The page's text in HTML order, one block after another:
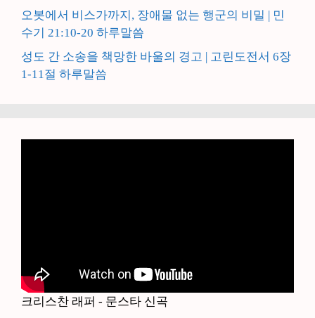
오봇에서 비스가까지, 장애물 없는 행군의 비밀 | 민
수기 21:10-20 하루말씀
성도 간 소송을 책망한 바울의 경고 | 고린도전서 6장
1-11절 하루말씀
크리스찬 래퍼 - 문스타 신곡